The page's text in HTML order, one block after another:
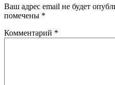
Ваш адрес email не будет
помечены *
Комментарий *